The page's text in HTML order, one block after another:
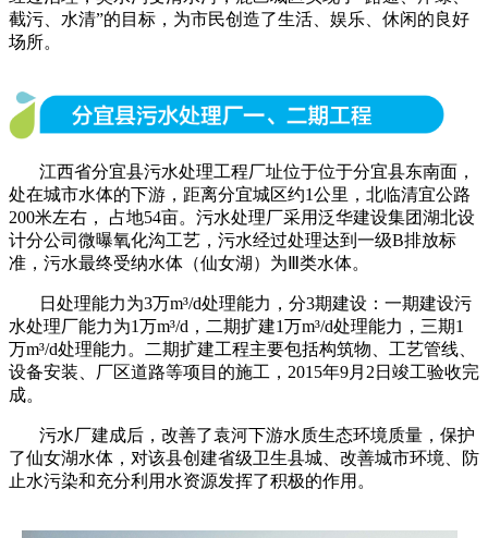
截污、水清”的目标，为市民创造了生活、娱乐、休闲的良好
场所。
江西省分宜县污水处理工程厂址位于位于分宜县东南面，
处在城市水体的下游，距离分宜城区约1公里，北临清宜公路
200米左右， 占地54亩。污水处理厂采用泛华建设集团湖北设
计分公司微曝氧化沟工艺，污水经过处理达到一级B排放标
准，污水最终受纳水体（仙女湖）为Ⅲ类水体。
日处理能力为3万m³/d处理能力，分3期建设：一期建设污
水处理厂能力为1万m³/d，二期扩建1万m³/d处理能力，三期1
万m³/d处理能力。二期扩建工程主要包括构筑物、工艺管线、
设备安装、厂区道路等项目的施工，2015年9月2日竣工验收完
成。
污水厂建成后，改善了袁河下游水质生态环境质量，保护
了仙女湖水体，对该县创建省级卫生县城、改善城市环境、防
止水污染和充分利用水资源发挥了积极的作用。